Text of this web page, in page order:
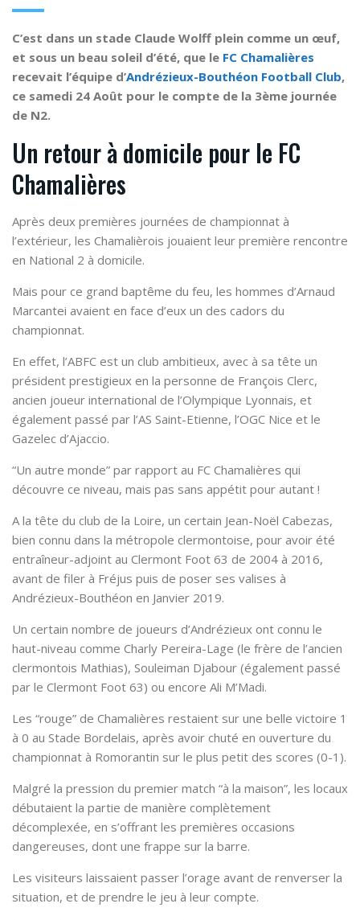
C’est dans un stade Claude Wolff plein comme un œuf,
et sous un beau soleil d’été, que le FC Chamalières
recevait l’équipe d’Andrézieux-Bouthéon Football Club,
ce samedi 24 Août pour le compte de la 3ème journée
de N2.
Un retour à domicile pour le FC
Chamalières
Après deux premières journées de championnat à
l’extérieur, les Chamalièrois jouaient leur première rencontre
en National 2 à domicile.
Mais pour ce grand baptême du feu, les hommes d’Arnaud
Marcantei avaient en face d’eux un des cadors du
championnat.
En effet, l’ABFC est un club ambitieux, avec à sa tête un
président prestigieux en la personne de François Clerc,
ancien joueur international de l’Olympique Lyonnais, et
également passé par l’AS Saint-Etienne, l’OGC Nice et le
Gazelec d’Ajaccio.
“Un autre monde” par rapport au FC Chamalières qui
découvre ce niveau, mais pas sans appétit pour autant !
A la tête du club de la Loire, un certain Jean-Noël Cabezas,
bien connu dans la métropole clermontoise, pour avoir été
entraîneur-adjoint au Clermont Foot 63 de 2004 à 2016,
avant de filer à Fréjus puis de poser ses valises à
Andrézieux-Bouthéon en Janvier 2019.
Un certain nombre de joueurs d’Andrézieux ont connu le
haut-niveau comme Charly Pereira-Lage (le frère de l’ancien
clermontois Mathias), Souleiman Djabour (également passé
par le Clermont Foot 63) ou encore Ali M’Madi.
Les “rouge” de Chamalières restaient sur une belle victoire 1
à 0 au Stade Bordelais, après avoir chuté en ouverture du
championnat à Romorantin sur le plus petit des scores (0-1).
Malgré la pression du premier match “à la maison”, les locaux
débutaient la partie de manière complètement
décomplexée, en s’offrant les premières occasions
dangereuses, dont une frappe sur la barre.
Les visiteurs laissaient passer l’orage avant de renverser la
situation, et de prendre le jeu à leur compte.